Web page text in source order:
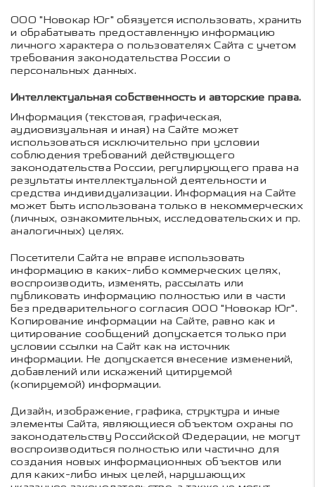
ООО "Новокар Юг" обязуется использовать, хранить
и обрабатывать предоставленную информацию
личного характера о пользователях Сайта с учетом
требования законодательства России о
персональных данных.
Интеллектуальная собственность и авторские права.
Информация (текстовая, графическая,
аудиовизуальная и иная) на Сайте может
использоваться исключительно при условии
соблюдения требований действующего
законодательства России, регулирующего права на
результаты интеллектуальной деятельности и
средства индивидуализации. Информация на Сайте
может быть использована только в некоммерческих
(личных, ознакомительных, исследовательских и пр.
аналогичных) целях.
Посетители Сайта не вправе использовать
информацию в каких-либо коммерческих целях,
воспроизводить, изменять, рассылать или
публиковать информацию полностью или в части
без предварительного согласия ООО "Новокар Юг".
Копирование информации на Сайте, равно как и
цитирование сообщений допускается только при
условии ссылки на Сайт как на источник
информации. Не допускается внесение изменений,
добавлений или искажений цитируемой
(копируемой) информации.
Дизайн, изображение, графика, структура и иные
элементы Сайта, являющиеся объектом охраны по
законодательству Российской Федерации, не могут
воспроизводиться полностью или частично для
создания новых информационных объектов или
для каких-либо иных целей, нарушающих